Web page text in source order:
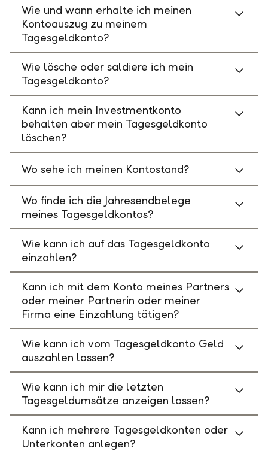
Wie und wann erhalte ich meinen
Kontoauszug zu meinem
Tagesgeldkonto?
Wie lösche oder saldiere ich mein
Tagesgeldkonto?
Kann ich mein Investmentkonto
behalten aber mein Tagesgeldkonto
löschen?
Wo sehe ich meinen Kontostand?
Wo finde ich die Jahresendbelege
meines Tagesgeldkontos?
Wie kann ich auf das Tagesgeldkonto
einzahlen?
Kann ich mit dem Konto meines Partners
oder meiner Partnerin oder meiner
Firma eine Einzahlung tätigen?
Wie kann ich vom Tagesgeldkonto Geld
auszahlen lassen?
Wie kann ich mir die letzten
Tagesgeldumsätze anzeigen lassen?
Kann ich mehrere Tagesgeldkonten oder
Unterkonten anlegen?